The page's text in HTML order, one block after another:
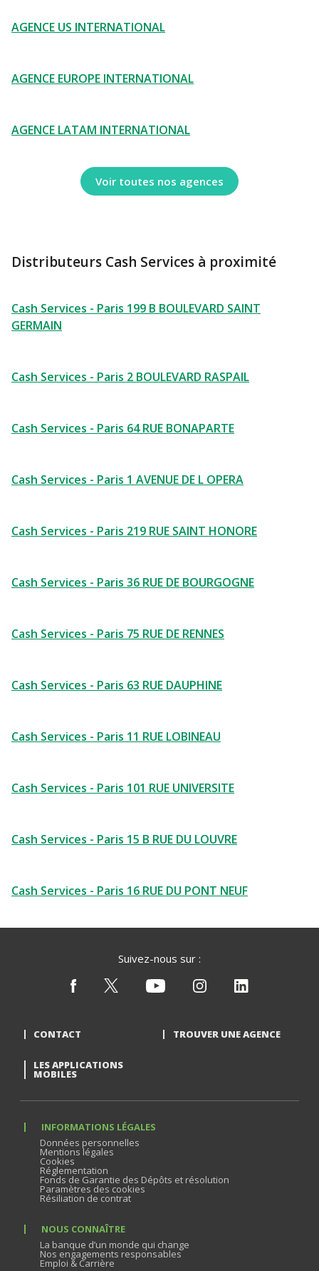
AGENCE US INTERNATIONAL
AGENCE EUROPE INTERNATIONAL
AGENCE LATAM INTERNATIONAL
Voir toutes nos agences
Distributeurs Cash Services à proximité
Cash Services - Paris 199 B BOULEVARD SAINT
GERMAIN
Cash Services - Paris 2 BOULEVARD RASPAIL
Cash Services - Paris 64 RUE BONAPARTE
Cash Services - Paris 1 AVENUE DE L OPERA
Cash Services - Paris 219 RUE SAINT HONORE
Cash Services - Paris 36 RUE DE BOURGOGNE
Cash Services - Paris 75 RUE DE RENNES
Cash Services - Paris 63 RUE DAUPHINE
Cash Services - Paris 11 RUE LOBINEAU
Cash Services - Paris 101 RUE UNIVERSITE
Cash Services - Paris 15 B RUE DU LOUVRE
Cash Services - Paris 16 RUE DU PONT NEUF
Suivez-nous sur :
CONTACT TROUVER UNE AGENCE
LES APPLICATIONS
MOBILES
INFORMATIONS LÉGALES
Données personnelles
Mentions légales
Cookies
Réglementation
Fonds de Garantie des Dépôts et résolution
Paramètres des cookies
Résiliation de contrat
NOUS CONNAÎTRE
La banque d’un monde qui change
Nos engagements responsables
Emploi & Carrière